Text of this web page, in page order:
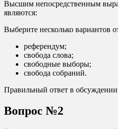
Высшим непосредственным
являются:
Выберите несколько вариантов
референдум;
свобода слова;
свободные выборы;
свобода собраний.
Правильный ответ в обсуждении
Вопрос №2